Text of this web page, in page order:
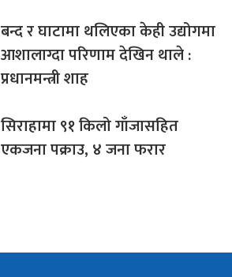
बन्द र घाटामा थलिएका केही उद्योगमा
आशालाग्दा परिणाम देखिन थाले :
प्रधानमन्त्री शाह
सिराहामा ९१ किलो गाँजासहित
एकजना पक्राउ, ४ जना फरार